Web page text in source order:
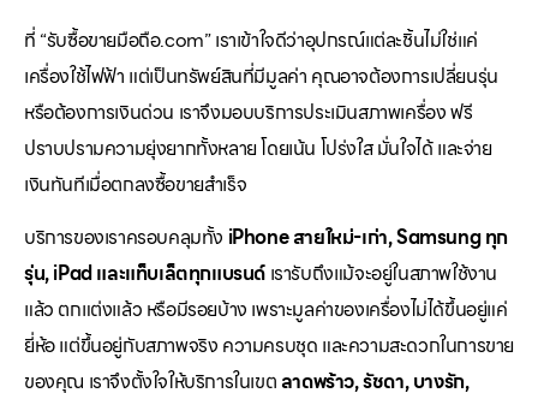
ที่ “รับซื้อขายมือถือ.com” เราเข้าใจดีว่าอุปกรณ์แต่ละชิ้นไม่ใช่แค่
เครื่องใช้ไฟฟ้า แต่เป็นทรัพย์สินที่มีมูลค่า คุณอาจต้องการเปลี่ยนรุ่น
หรือต้องการเงินด่วน เราจึงมอบบริการประเมินสภาพเครื่อง ฟรี
ปราบปรามความยุ่งยากทั้งหลาย โดยเน้น โปร่งใส มั่นใจได้ และจ่าย
เงินทันทีเมื่อตกลงซื้อขายสำเร็จ
บริการของเราครอบคลุมทั้ง iPhone สายใหม่-เก่า, Samsung ทุก
รุ่น, iPad และแท็บเล็ตทุกแบรนด์ เรารับถึงแม้จะอยู่ในสภาพใช้งาน
แล้ว ตกแต่งแล้ว หรือมีรอยบ้าง เพราะมูลค่าของเครื่องไม่ได้ขึ้นอยู่แค่
ยี่ห้อ แต่ขึ้นอยู่กับสภาพจริง ความครบชุด และความสะดวกในการขาย
ของคุณ เราจึงตั้งใจให้บริการในเขตลาดพร้าว, รัชดา, บางรัก,